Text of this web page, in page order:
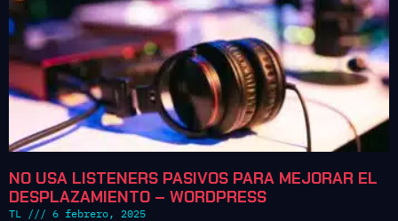
NO USA LISTENERS PASIVOS PARA MEJORAR EL
DESPLAZAMIENTO – WORDPRESS
TL 6 febrero, 2025